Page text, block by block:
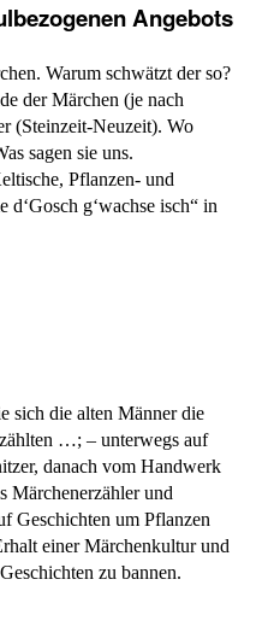
Angebots
Warum schwätzt der so?
der Märchen (je nach
(Steinzeit-Neuzeit). Wo
sagen sie uns.
Pflanzen- und
g‘wachse isch“ in
sich die alten Männer die
…; – unterwegs auf
danach vom Handwerk
Märchenerzähler und
Geschichten um Pflanzen
einer Märchenkultur und
zu bannen.